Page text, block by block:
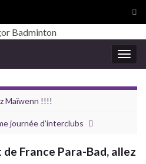
Maïwenn !!!!
journée d’interclubs
France Para-Bad, allez